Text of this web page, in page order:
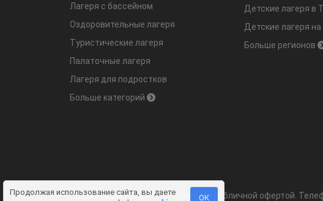
Продолжая использование сайта, вы даете
ОК
Лагеря с бассейном
Оздоровительные лагеря
Туристические лагеря
Палаточные лагеря
Лагеря для подростков
Больше категорий
Детские лагеря в
Детские лагеря
Больше регионов
Информация на сайте не является публичной офертой.